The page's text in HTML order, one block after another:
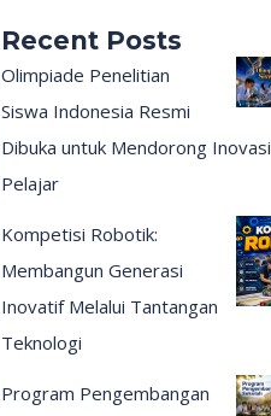
Recent Posts
Olimpiade Penelitian
Siswa Indonesia Resmi
Dibuka untuk Mendorong Inovasi
Pelajar
Kompetisi Robotik:
Membangun Generasi
Inovatif Melalui Tantangan
Teknologi
Program Pengembangan